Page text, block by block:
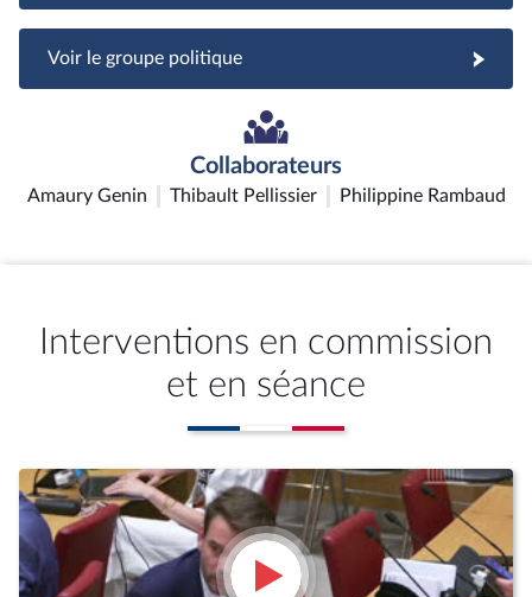
Voir le groupe politique
Collaborateurs
Amaury Genin Thibault Pellissier Philippine Rambaud
Interventions en commission
et en séance